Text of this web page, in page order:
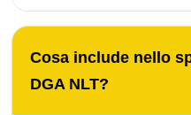
Cosa include nello
DGA NLT?